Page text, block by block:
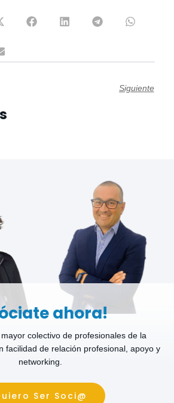
Siguiente
ahora!
colectivo de profesionales de la
facilidad de relación profesional, apoyo y
networking.
Ser Soci@